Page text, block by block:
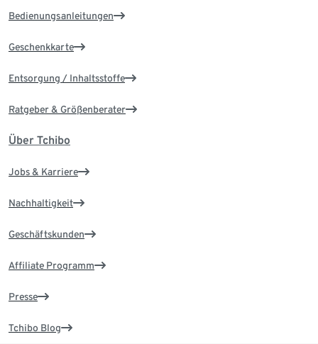
Bedienungsanleitungen
Geschenkkarte
Entsorgung / Inhaltsstoffe
Ratgeber & Größenberater
Über Tchibo
Jobs & Karriere
Nachhaltigkeit
Geschäftskunden
Affiliate Programm
Presse
Tchibo Blog